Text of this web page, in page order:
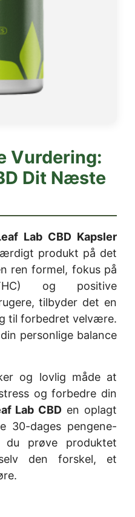
Vurdering:
Dit Næste
Lab CBD Kapsler
produkt på det
ren formel, fokus på
og positive
tilbyder det en
til forbedret velvære.
personlige balance
og lovlig måde at
og forbedre din
Lab CBD en oplagt
30-dages pengene-
du prøve produktet
den forskel, et